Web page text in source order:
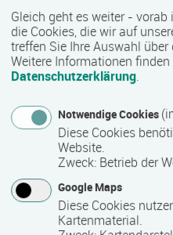
Dr.-Külz-Str. 18
InfoTag an der ecolea
19.09.2026
18119 Rostock-
Parkstraße 52
InfoTag an der ecolea
Datum:
19.09.2026
Ortsangabe
Gleich geht es weiter -
die Cookies, die wir auf
treffen Sie Ihre Auswahl
Weitere Informationen finden
Datenschutzerklärung.
Notwendige Cookies
Diese Cookies
Website.
Zweck: Betrieb der
Google Maps
Diese Cookies
Kartenmaterial.